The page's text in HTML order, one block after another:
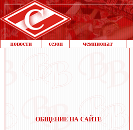
новости сезон чемпионат
ОБЩЕНИЕ НА САЙТЕ